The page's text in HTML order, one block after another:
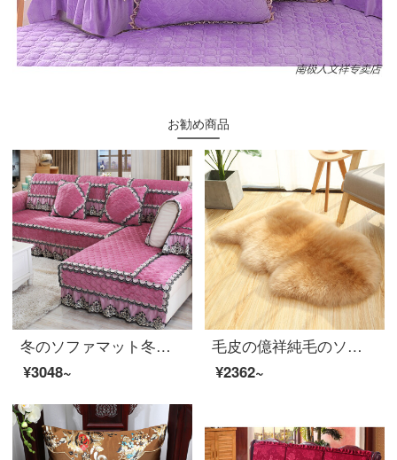
お勧め商品
冬のソファマット冬の滑り止めソファカバーカバー全カバー簡単通用クッション厚いpアテナ酒赤シングル+ツイン+貴妃（背もたれ手すりを除く。
¥3048~
毛皮の億祥純毛のソファクッションカバーオーストラリア輸入ウールの絨毯の皮の一体のソファーのクッションベッドの絨毯の寝室のリビングルームの翻り窓の絨毯の羊の皮の冬の厚いソファーの絨毯のベージュ色の全体の首の円75*115 CM
¥2362~